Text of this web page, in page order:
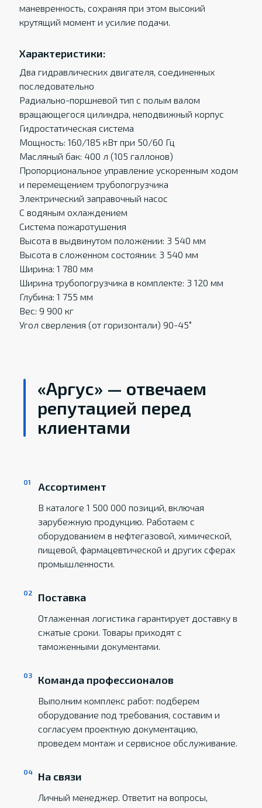
маневренность, сохраняя при этом высокий
крутящий момент и усилие подачи.
Характеристики:
Два гидравлических двигателя, соединенных
последовательно
Радиально-поршневой тип с полым валом
вращающегося цилиндра, неподвижный корпус
Гидростатическая система
Мощность: 160/185 кВт при 50/60 Гц
Масляный бак: 400 л (105 галлонов)
Пропорциональное управление ускоренным ходом
и перемещением трубопогрузчика
Электрический заправочный насос
С водяным охлаждением
Система пожаротушения
Высота в выдвинутом положении: 3 540 мм
Высота в сложенном состоянии: 3 540 мм
Ширина: 1 780 мм
Ширина трубопогрузчика в комплекте: 3 120 мм
Глубина: 1 755 мм
Вес: 9 900 кг
Угол сверления (от горизонтали) 90-45˚
«Аргус» — отвечаем
репутацией перед
клиентами
Ассортимент
В каталоге 1 500 000 позиций, включая
зарубежную продукцию. Работаем с
оборудованием в нефтегазовой, химической,
пищевой, фармацевтической и других сферах
промышленности.
Поставка
Отлаженная логистика гарантирует доставку в
сжатые сроки. Товары приходят с
таможенными документами.
Команда профессионалов
Выполним комплекс работ: подберем
оборудование под требования, составим и
согласуем проектную документацию,
проведем монтаж и сервисное обслуживание.
На связи
Личный менеджер. Ответит на вопросы,